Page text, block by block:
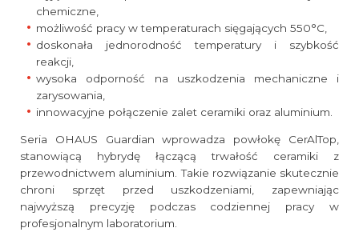
chemiczne,
możliwość pracy w temperaturach sięgających 550°C,
doskonała jednorodność temperatury i szybkość
reakcji,
wysoka odporność na uszkodzenia mechaniczne i
zarysowania,
innowacyjne połączenie zalet ceramiki oraz aluminium.
Seria OHAUS Guardian wprowadza powłokę CerAlTop,
stanowiącą hybrydę łączącą trwałość ceramiki z
przewodnictwem aluminium. Takie rozwiązanie skutecznie
chroni sprzęt przed uszkodzeniami, zapewniając
najwyższą precyzję podczas codziennej pracy w
profesjonalnym laboratorium.